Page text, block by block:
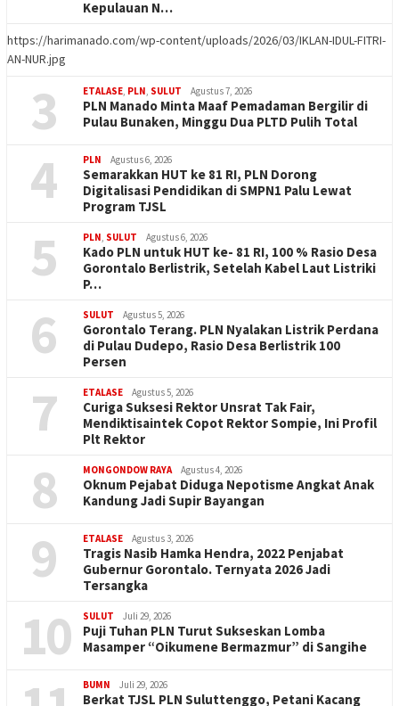
Kepulauan N…
https://harimanado.com/wp-content/uploads/2026/03/IKLAN-IDUL-FITRI-
AN-NUR.jpg
3 ETALASE, PLN, SULUT Agustus 7, 2026
PLN Manado Minta Maaf Pemadaman Bergilir di
Pulau Bunaken, Minggu Dua PLTD Pulih Total
4 PLN Agustus 6, 2026
Semarakkan HUT ke 81 RI, PLN Dorong
Digitalisasi Pendidikan di SMPN1 Palu Lewat
Program TJSL
5 PLN, SULUT Agustus 6, 2026
Kado PLN untuk HUT ke- 81 RI, 100 % Rasio Desa
Gorontalo Berlistrik, Setelah Kabel Laut Listriki
P…
6 SULUT Agustus 5, 2026
Gorontalo Terang. PLN Nyalakan Listrik Perdana
di Pulau Dudepo, Rasio Desa Berlistrik 100
Persen
7 ETALASE Agustus 5, 2026
Curiga Suksesi Rektor Unsrat Tak Fair,
Mendiktisaintek Copot Rektor Sompie, Ini Profil
Plt Rektor
8 MONGONDOW RAYA Agustus 4, 2026
Oknum Pejabat Diduga Nepotisme Angkat Anak
Kandung Jadi Supir Bayangan
9 ETALASE Agustus 3, 2026
Tragis Nasib Hamka Hendra, 2022 Penjabat
Gubernur Gorontalo. Ternyata 2026 Jadi
Tersangka
10 SULUT Juli 29, 2026
Puji Tuhan PLN Turut Sukseskan Lomba
Masamper “Oikumene Bermazmur” di Sangihe
BUMN Juli 29, 2026
Berkat TJSL PLN Suluttenggo, Petani Kacang